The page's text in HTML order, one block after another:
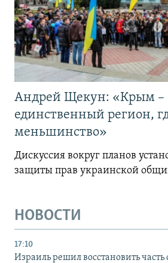
Андрей Щекун: «Крым –
единственный регион,
меньшинство»
Дискуссия вокруг планов
защиты прав украинской
НОВОСТИ
17:10
Израиль решил восстановить часть